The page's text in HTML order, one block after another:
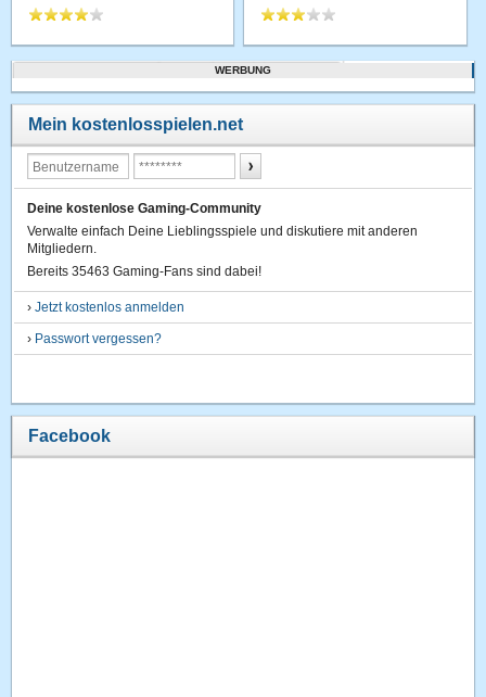
WERBUNG
Mein kostenlosspielen.net
Deine kostenlose Gaming-Community
Verwalte einfach Deine Lieblingsspiele und diskutiere mit anderen
Mitgliedern.
Bereits 35463 Gaming-Fans sind dabei!
›Jetzt kostenlos anmelden
› Passwort vergessen?
Facebook